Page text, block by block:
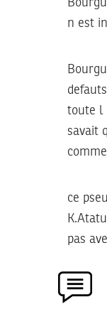
n est
toute l
savait
ce
pas